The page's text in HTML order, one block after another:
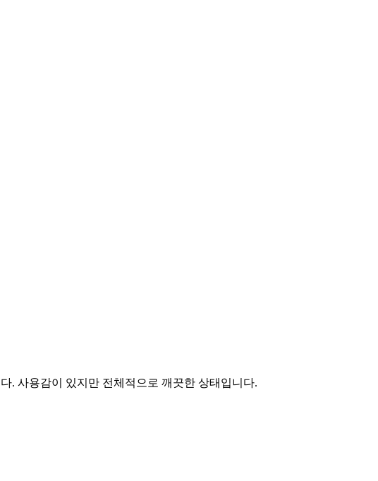
. 사용감이 있지만 전체적으로 깨끗한 상태입니다.